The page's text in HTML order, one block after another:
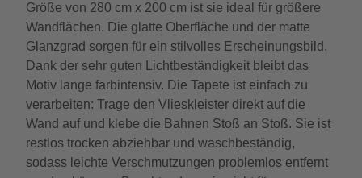
Größe von 280 cm x 200 cm ist sie ideal für größere
Wandflächen. Die glatte Oberfläche und der matte
Glanzgrad sorgen für ein stilvolles Erscheinungsbild.
Dank der sehr guten Lichtbeständigkeit bleibt das
Motiv lange farbintensiv. Die Tapete ist einfach zu
verarbeiten: Trage den Vlieskleister direkt auf die
Wand auf und klebe die Bahnen Stoß an Stoß. Sie ist
restlos trocken abziehbar und waschbeständig,
sodass leichte Verschmutzungen problemlos entfernt